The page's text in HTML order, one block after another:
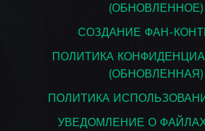
(ОБНОВЛЕННОЕ)
СОЗДАНИЕ ФАН-
ПОЛИТИКА
(ОБНОВЛЕННАЯ)
ПОЛИТИКА
УВЕДОМЛЕНИЕ О ФАЙЛАХ